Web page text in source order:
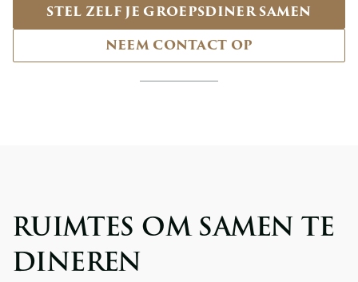
STEL ZELF JE GROEPSDINER SAMEN
NEEM CONTACT OP
RUIMTES OM SAMEN TE
DINEREN